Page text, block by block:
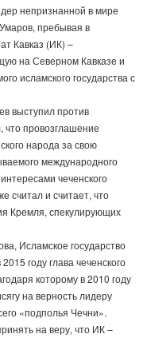
непризнанной в мире
пребывая в
Кавказ (ИК) –
на Северном Кавказе и
исламского государства с
выступил против
провозглашение
народа за свою
международного
чеченского
считал и считает, что
Кремля, спекулирующих
Исламское государство
году глава чеченского
которому в 2010 году
на верность лидеру
«подполья Чечни».
на веру, что ИК –